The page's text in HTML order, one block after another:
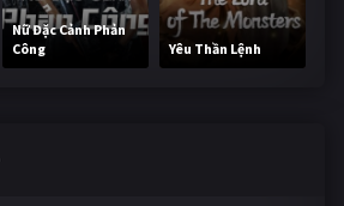
Nữ Đặc Cảnh Phản
Công
Yêu Thần Lệnh